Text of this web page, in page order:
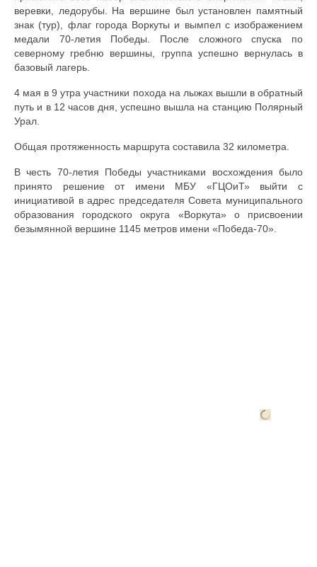
веревки, ледорубы. На вершине был установлен памятный
знак (тур), флаг города Воркуты и вымпел с изображением
медали 70-летия Победы. После сложного спуска по
северному гребню вершины, группа успешно вернулась в
базовый лагерь.
4 мая в 9 утра участники похода на лыжах вышли в обратный
путь и в 12 часов дня, успешно вышла на станцию Полярный
Урал.
Общая протяженность маршрута составила 32 километра.
В честь 70-летия Победы участниками восхождения было
принято решение от имени МБУ «ГЦОиТ» выйти с
инициативой в адрес председателя Совета муниципального
образования городского округа «Воркута» о присвоении
безымянной вершине 1145 метров имени «Победа-70».